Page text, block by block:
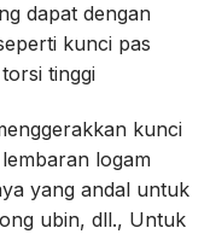
dapat dengan
kunci pas
tinggi
kunci
logam
yang andal untuk
ubin, dll., Untuk